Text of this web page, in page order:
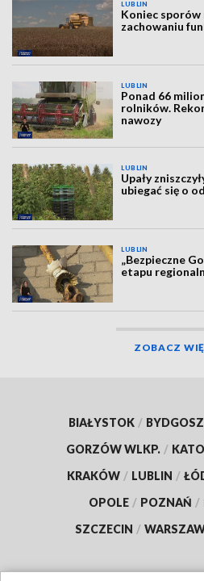
LUBLIN
Koniec sporów
zachowaniu
LUBLIN
Ponad 66
rolników.
nawozy
LUBLIN
Upały
ubiegać się o
LUBLIN
„Bezpieczne
etapu
ZOBACZ
BIAŁYSTOK /
GORZÓW WLKP. /
KRAKÓW / LUBLIN /
OPOLE / POZNAŃ /
SZCZECIN /